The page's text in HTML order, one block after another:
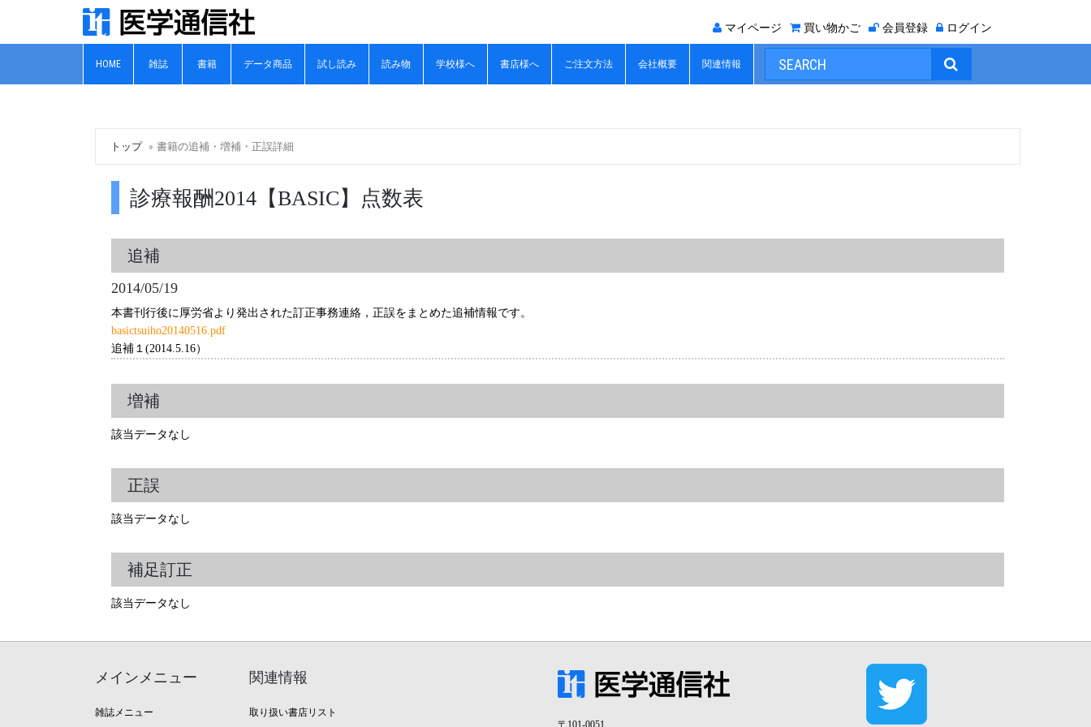
マイページ 買い物かご 会員登録 ログイン
HOME 雑誌 書籍 データ商品 試し読み 読み物 学校様へ 書店様へ ご注文方法 会社概要 関連情報 
トップ 書籍の追補・増補・正誤詳細
診療報酬2014【BASIC】点数表
追補
2014/05/19
本書刊行後に厚労省より発出された訂正事務連絡，正誤をまとめた追補情報です。
basictsuiho20140516.pdf
追補１(2014.5.16）
増補
該当データなし
正誤
該当データなし
補足訂正
該当データなし
メインメニュー
雑誌メニュー
関連情報
取り扱い書店リスト
〒101-0051